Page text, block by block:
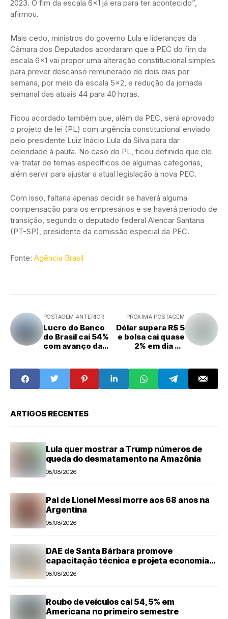
2023. O fim da escala 6×1 já era para ter acontecido”,
afirmou.
Mais cedo, ministros do governo Lula e lideranças da
Câmara dos Deputados acordaram que a PEC do fim da
escala 6×1 vai propor uma alteração constitucional simples
para prever descanso remunerado de dois dias por
semana, por meio da escala 5×2, e redução da jornada
semanal das atuais 44 para 40 horas.
Ficou acordado também que, além da PEC, será aprovado
o projeto de lei (PL) com urgência constitucional enviado
pelo presidente Luiz Inácio Lula da Silva para dar
celeridade à pauta. No caso do PL, ficou definido que ele
vai tratar de temas específicos de algumas categorias,
além servir para ajustar a atual legislação à nova PEC.
Com isso, faltaria apenas decidir se haverá alguma
compensação para os empresários e se haverá período de
transição, segundo o deputado federal Alencar Santana
(PT-SP), presidente da comissão especial da PEC.
Fonte: Agência Brasil
POSTAGEM ANTERIOR
Lucro do Banco
do Brasil cai 54%
com avanço da
PRÓXIMA POSTAGEM
Dólar supera R$ 5
e bolsa cai quase
2% em dia de
ARTIGOS RECENTES
Lula quer mostrar a Trump números de
queda do desmatamento na Amazônia
08/08/2026
Pai de Lionel Messi morre aos 68 anos na
Argentina
08/08/2026
DAE de Santa Bárbara promove
capacitação técnica e projeta economia
anual de mais de R$ 300 mil com eficiência
energética
08/08/2026
Roubo de veículos cai 54,5% em
Americana no primeiro semestre